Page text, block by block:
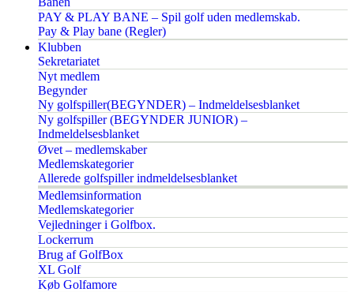
PAY & PLAY BANE – Spil golf uden medlemskab.
Pay & Play bane (Regler)
Klubben
Sekretariatet
Nyt medlem
Begynder
Ny golfspiller(BEGYNDER) – Indmeldelsesblanket
Ny golfspiller (BEGYNDER JUNIOR) –
Indmeldelsesblanket
Øvet – medlemskaber
Medlemskategorier
Allerede golfspiller indmeldelsesblanket
Medlemsinformation
Medlemskategorier
Vejledninger i Golfbox.
Lockerrum
Brug af GolfBox
XL Golf
Køb Golfamore